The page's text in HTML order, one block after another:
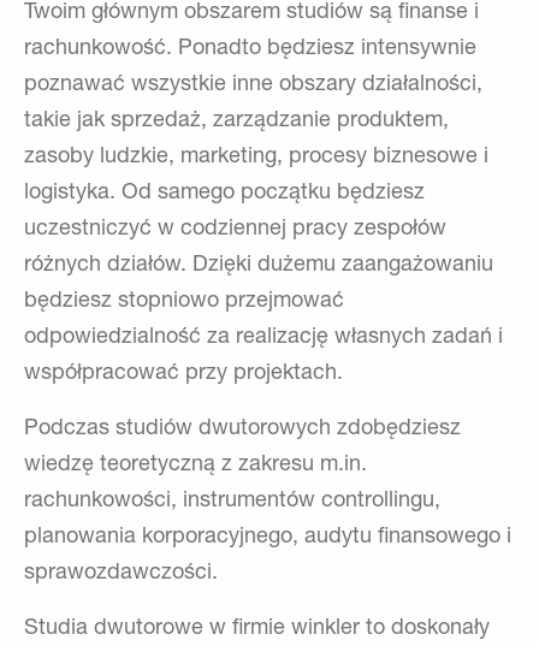
Twoim głównym obszarem studiów są finanse i
rachunkowość. Ponadto będziesz intensywnie
poznawać wszystkie inne obszary działalności,
takie jak sprzedaż, zarządzanie produktem,
zasoby ludzkie, marketing, procesy biznesowe i
logistyka. Od samego początku będziesz
uczestniczyć w codziennej pracy zespołów
różnych działów. Dzięki dużemu zaangażowaniu
będziesz stopniowo przejmować
odpowiedzialność za realizację własnych zadań i
współpracować przy projektach.
Podczas studiów dwutorowych zdobędziesz
wiedzę teoretyczną z zakresu m.in.
rachunkowości, instrumentów controllingu,
planowania korporacyjnego, audytu finansowego i
sprawozdawczości.
Studia dwutorowe w firmie winkler to doskonały